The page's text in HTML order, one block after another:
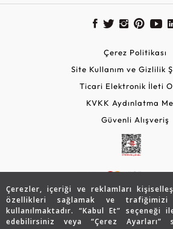
Çerezler, içeriği ve reklamları
özellikleri sağlamak ve
kullanılmaktadır. “Kabul Et”
edebilirsiniz veya “Çerez Ayarları”
© 2026
Çerez Politikası
Site Kullanım ve Gizlilik
Ticari Elektronik İleti
KVKK Aydınlatma
Güvenli Alışveriş